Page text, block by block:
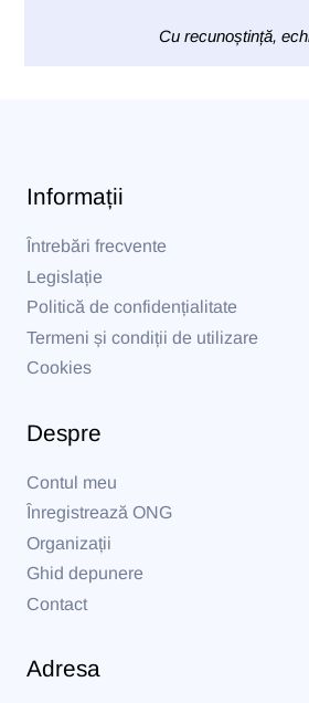
Cu recunoștință,
Informații
Întrebări frecvente
Legislație
Politică de confidențialitate
Termeni și condiții de utilizare
Cookies
Despre
Contul meu
Înregistrează ONG
Organizații
Ghid depunere
Contact
Adresa